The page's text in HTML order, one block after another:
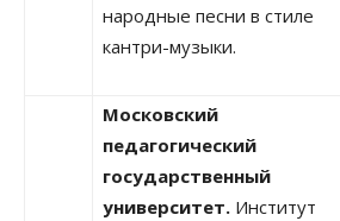
народные песни в стиле
кантри-музыки.
Московский
педагогический
государственный
университет. Институт